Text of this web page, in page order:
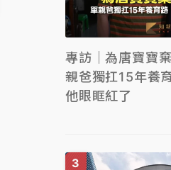
專訪｜為唐寶寶
親爸獨扛15年養
他眼眶紅了